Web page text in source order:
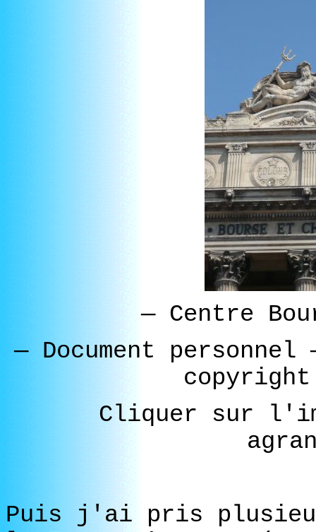
—Centre
—Document personnel
copyright
Cliquer sur
Puis j'ai pris